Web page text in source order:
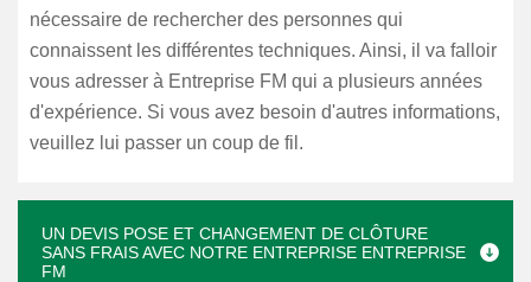
nécessaire de rechercher des personnes qui
connaissent les différentes techniques. Ainsi, il va falloir
vous adresser à Entreprise FM qui a plusieurs années
d'expérience. Si vous avez besoin d'autres informations,
veuillez lui passer un coup de fil.
UN DEVIS POSE ET CHANGEMENT DE CLÔTURE
SANS FRAIS AVEC NOTRE ENTREPRISE ENTREPRISE
FM